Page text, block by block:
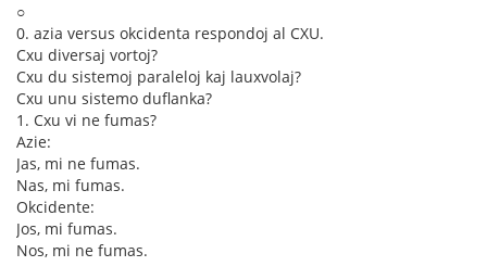
○
0. azia versus okcidenta respondoj al CXU.
Cxu diversaj vortoj?
Cxu du sistemoj paraleloj kaj lauxvolaj?
Cxu unu sistemo duflanka?
1. Cxu vi ne fumas?
Azie:
Jas, mi ne fumas.
Nas, mi fumas.
Okcidente:
Jos, mi fumas.
Nos, mi ne fumas.